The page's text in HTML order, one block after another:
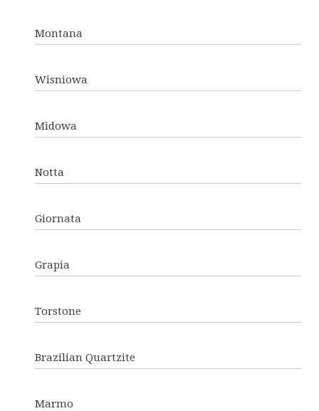
Montana
Wisniowa
Midowa
Notta
Giornata
Grapia
Torstone
Brazilian Quartzite
Marmo